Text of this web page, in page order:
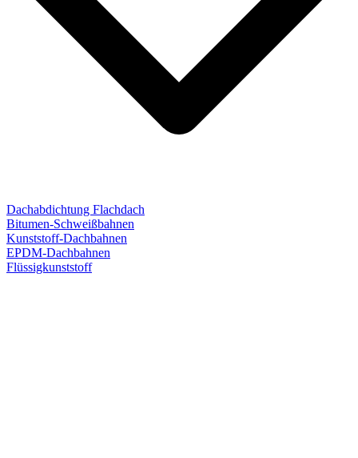
Dachabdichtung Flachdach
Bitumen-Schweißbahnen
Kunststoff-Dachbahnen
EPDM-Dachbahnen
Flüssigkunststoff